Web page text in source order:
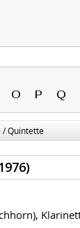
O P Q
/ Quintette